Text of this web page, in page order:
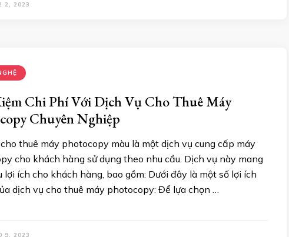
2, 2023
Chi Phí Với Dịch Vụ Cho Thuê Máy
Chuyên Nghiệp
thuê máy photocopy màu là một dịch vụ cung cấp máy
cho khách hàng sử dụng theo nhu cầu. Dịch vụ này mang
lợi ích cho khách hàng, bao gồm: Dưới đây là một số lợi ích
dịch vụ cho thuê máy photocopy: Để lựa chọn …
9, 2023